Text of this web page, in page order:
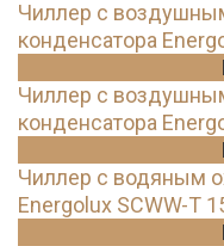
Чиллер с
конденсатора
Чиллер с
конденсатора
Чиллер с водяным
Energolux SCWW-T